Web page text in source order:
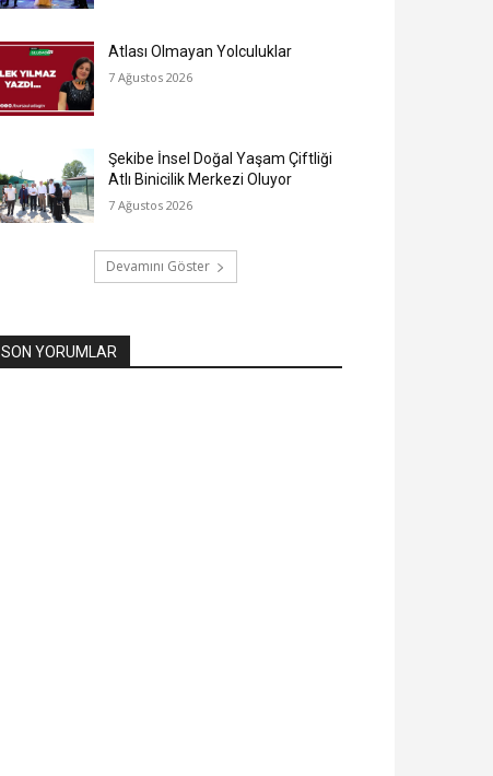
Atlası Olmayan Yolculuklar
7 Ağustos 2026
Şekibe İnsel Doğal Yaşam Çiftliği
Atlı Binicilik Merkezi Oluyor
7 Ağustos 2026
Devamını Göster
SON YORUMLAR